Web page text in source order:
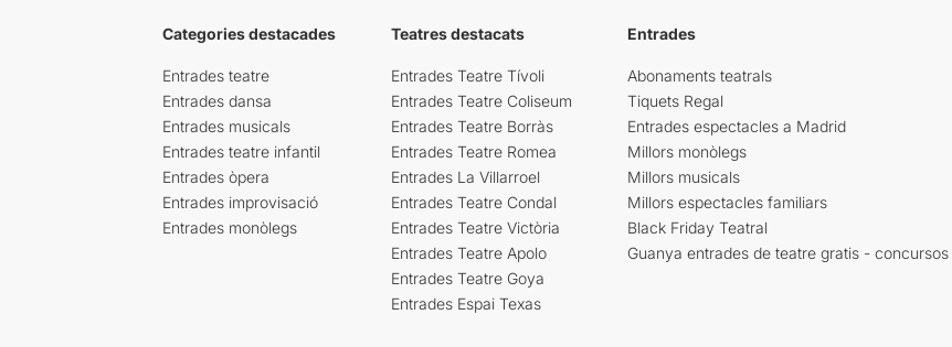
Categories destacades
Entrades teatre
Entrades dansa
Entrades musicals
Entrades teatre infantil
Entrades òpera
Entrades improvisació
Entrades monòlegs
Teatres destacats
Entrades Teatre Tívoli
Entrades Teatre Coliseum
Entrades Teatre Borràs
Entrades Teatre Romea
Entrades La Villarroel
Entrades Teatre Condal
Entrades Teatre Victòria
Entrades Teatre Apolo
Entrades Teatre Goya
Entrades Espai Texas
Entrades
Abonaments teatrals
Tiquets Regal
Entrades espectacles a Madrid
Millors monòlegs
Millors musicals
Millors espectacles familiars
Black Friday Teatral
Guanya entrades de teatre gratis - concursos